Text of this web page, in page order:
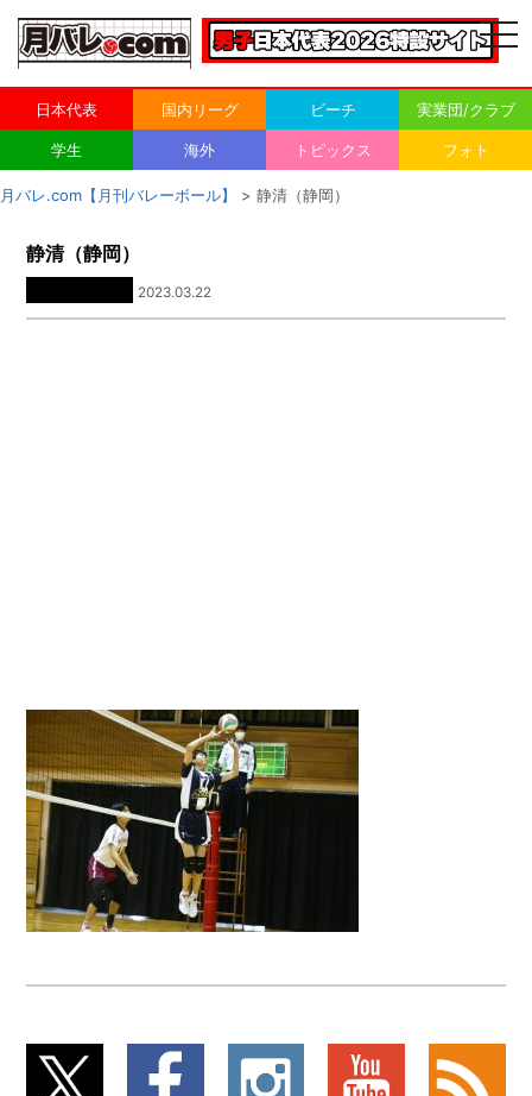
日本代表 国内リーグ ビーチ 実業団/クラブ
学生 海外 トピックス フォト
月バレ.com【月刊バレーボール】 > 静清（静岡）
静清（静岡）
2023.03.22